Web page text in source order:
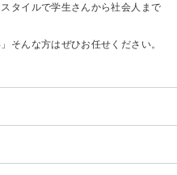
タイルで学生さんから社会人まで
そんな方はぜひお任せください。